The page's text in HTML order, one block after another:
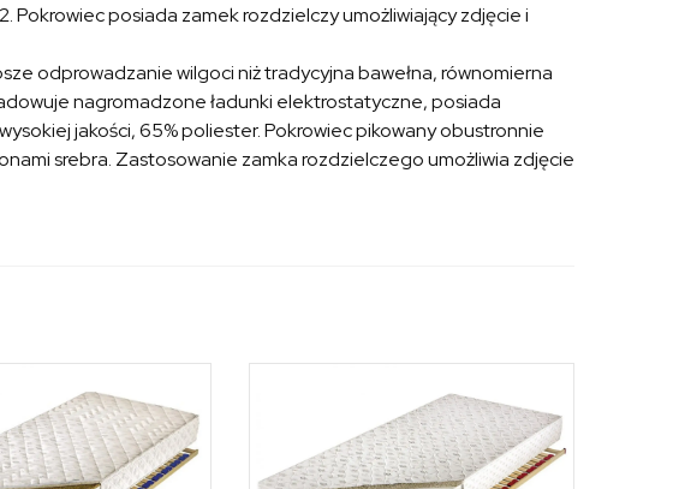
posiada zamek rozdzielczy umożliwiający zdjęcie i
odprowadzanie wilgoci niż tradycyjna bawełna, równomierna
nagromadzone ładunki elektrostatyczne, posiada
jakości, 65% poliester. Pokrowiec pikowany obustronnie
srebra. Zastosowanie zamka rozdzielczego umożliwia zdjęcie